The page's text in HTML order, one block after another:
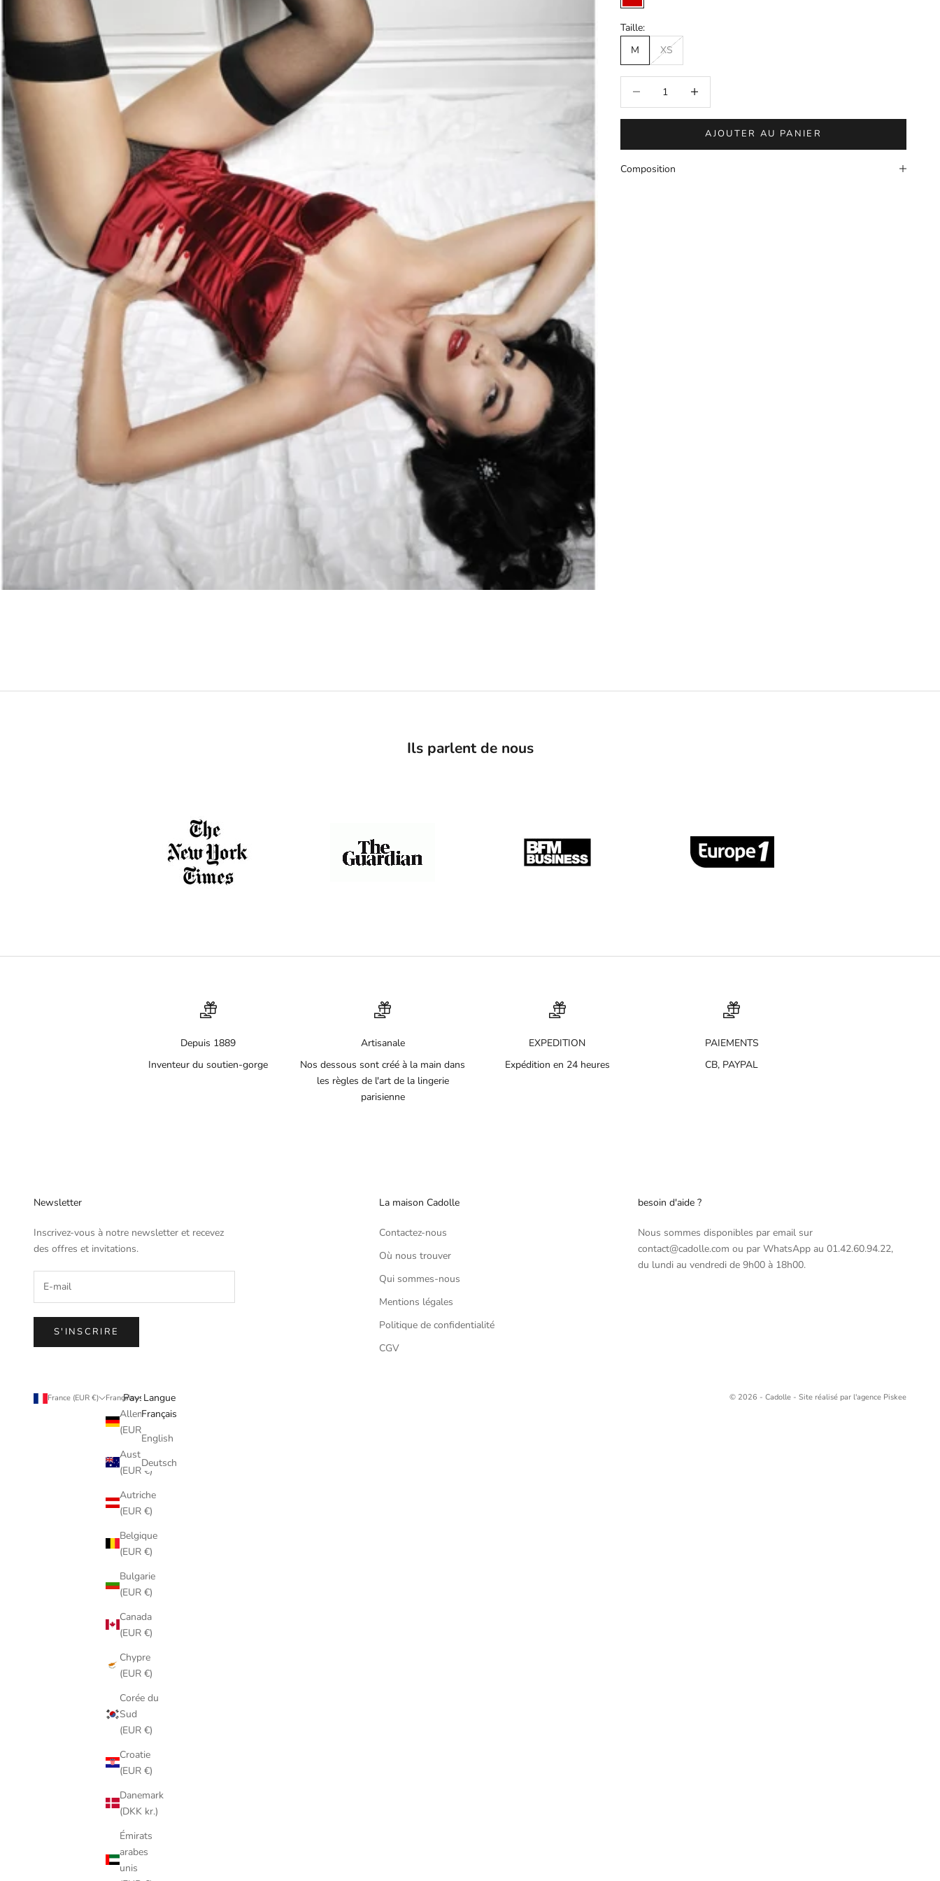
Rouge
Taille:
M
XS
AJOUTER AU PANIER
Composition
Ils parlent de nous
Depuis 1889
Inventeur du soutien-gorge
Artisanale
Nos dessous sont créé à la main dans
les règles de l'art de la lingerie
parisienne
EXPEDITION
Expédition en 24 heures
PAIEMENTS
CB, PAYPAL
Newsletter
Inscrivez-vous à notre newsletter et recevez
des offres et invitations.
S'INSCRIRE
La maison Cadolle
Contactez-nous
Où nous trouver
Qui sommes-nous
Mentions légales
Politique de confidentialité
CGV
besoin d'aide ?
Nous sommes disponibles par email sur
contact@cadolle.com ou par WhatsApp au 01.42.60.94.22,
du lundi au vendredi de 9h00 à 18h00.
France (EUR €)
Pays
Allemagne
Australie
(EUR €)
Autriche
(EUR €)
Belgique
(EUR €)
Bulgarie
(EUR €)
Canada
(EUR €)
Chypre
(EUR €)
Corée du
Sud
(EUR €)
Croatie
(EUR €)
Danemark
(DKK kr.)
Émirats
arabes
unis
Français
Langue
Français
English
Deutsch
© 2026 - Cadolle - Site réalisé par l'agence Piskee